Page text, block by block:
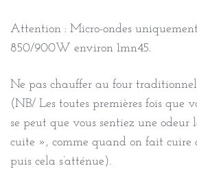
vert
corail
Attention : Micro-ondes uniquement
850/900W environ 1mn45.
Ne pas chauffer au four
(NB/ Les toutes premières fois que
se peut que vous sentiez une odeur
cuite », comme quand on fait cuire
puis cela s’atténue).